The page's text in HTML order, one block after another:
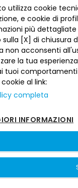
avrebbe oggi
120.922€, su
luglio 2025 su
performance
utilizza cookie
e cookie di
più dettagliate
[X] di chiusura
non acconsenti
la tua
tuoi comportamenti
al link:
completa
INFORMAZIONI